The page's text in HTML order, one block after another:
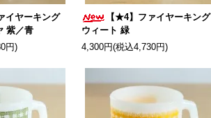
イヤーキング
紫／青
円)
【★4】ファイヤーキング
ウィート 緑
4,300円(税込4,730円)